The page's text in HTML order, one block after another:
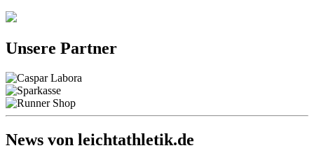
Unsere Partner
News von leichtathletik.de